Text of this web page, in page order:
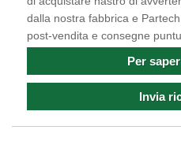
dalla nostra fabbrica e
post-vendita e consegne
Per
Invia